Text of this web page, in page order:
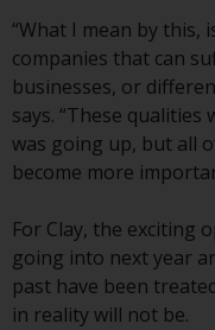
und diese
Website
Vertrieb in
denen und
Personen,
solcher
“What I mean by this,
companies that can
businesses, or
says. “These
was going up, but all
become more
For Clay, the exciting
going into next year
past have been
in reality will not be.